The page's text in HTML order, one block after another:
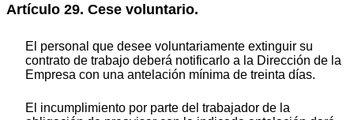
Artículo 29. Cese voluntario.
El personal que desee voluntariamente extinguir su
contrato de trabajo deberá notificarlo a la Dirección de la
Empresa con una antelación mínima de treinta días.
El incumplimiento por parte del trabajador de la